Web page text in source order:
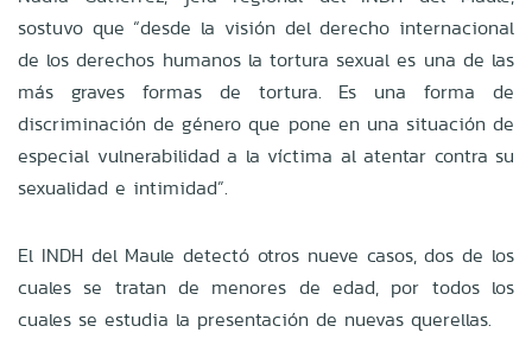
sostuvo que “desde la visión del derecho internacional
de los derechos humanos la tortura sexual es una de las
más graves formas de tortura. Es una forma de
discriminación de género que pone en una situación de
especial vulnerabilidad a la víctima al atentar contra su
sexualidad e intimidad”.
El INDH del Maule detectó otros nueve casos, dos de los
cuales se tratan de menores de edad, por todos los
cuales se estudia la presentación de nuevas querellas.